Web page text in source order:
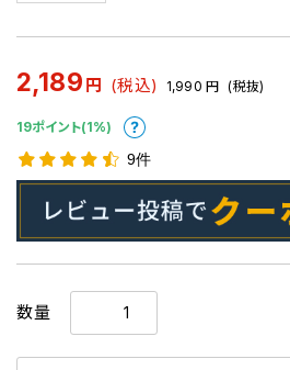
2,189 円 (税込) 1,990 円 (税抜)
19ポイント(1%)
9件
数量